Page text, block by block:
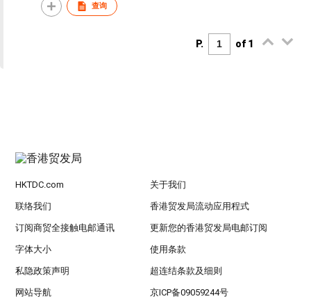
查询
P. of 1
HKTDC.com 关于我们
联络我们 香港贸发局流动应用程式
订阅商贸全接触电邮通讯 更新您的香港贸发局电邮订阅
字体大小 使用条款
私隐政策声明 超连结条款及细则
网站导航 京ICP备09059244号